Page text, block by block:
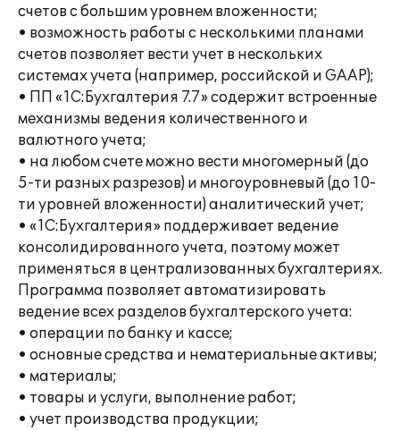
счетов с большим уровнем вложенности;
• возможность работы с несколькими планами
счетов позволяет вести учет в нескольких
системах учета (например, российской и GAAP);
• ПП «1С:Бухгалтерия 7.7» содержит встроенные
механизмы ведения количественного и
валютного учета;
• на любом счете можно вести многомерный (до
5-ти разных разрезов) и многоуровневый (до 10-
ти уровней вложенности) аналитический учет;
• «1С:Бухгалтерия» поддерживает ведение
консолидированного учета, поэтому может
применяться в централизованных бухгалтериях.
Программа позволяет автоматизировать
ведение всех разделов бухгалтерского учета:
• операции по банку и кассе;
• основные средства и нематериальные активы;
• материалы;
• товары и услуги, выполнение работ;
• учет производства продукции;